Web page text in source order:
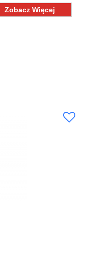
Zobacz Więcej